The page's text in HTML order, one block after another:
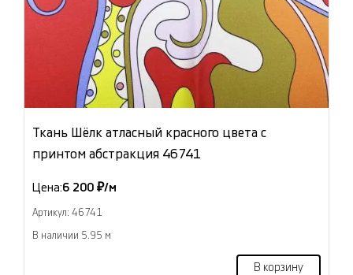
Ткань Шёлк атласный красного цвета с
принтом абстракция 46741
Цена:6 200 ₽/м
Артикул: 46741
В наличии 5.95 м
В корзину